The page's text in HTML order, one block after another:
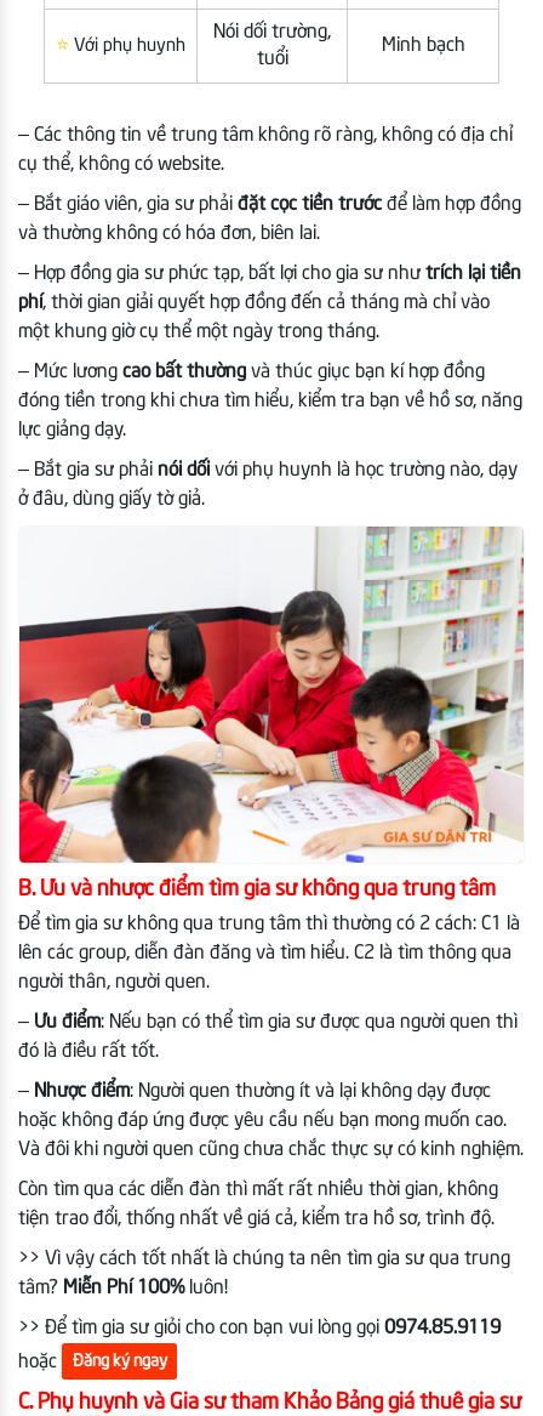
⭐ Với phụ huynh
Nói dối trường,
tuổi
Minh bạch
– Các thông tin về trung tâm không rõ ràng, không có địa chỉ
cụ thể, không có website.
– Bắt giáo viên, gia sư phải đặt cọc tiền trước để làm hợp đồng
và thường không có hóa đơn, biên lai.
– Hợp đồng gia sư phức tạp, bất lợi cho gia sư như trích lại tiền
phí, thời gian giải quyết hợp đồng đến cả tháng mà chỉ vào
một khung giờ cụ thể một ngày trong tháng.
– Mức lương cao bất thường và thúc giục bạn kí hợp đồng
đóng tiền trong khi chưa tìm hiểu, kiểm tra bạn về hồ sơ, năng
lực giảng dạy.
– Bắt gia sư phải nói dối với phụ huynh là học trường nào, dạy
ở đâu, dùng giấy tờ giả.
B. Ưu và nhược điểm tìm gia sư không qua trung tâm
Để tìm gia sư không qua trung tâm thì thường có 2 cách: C1 là
lên các group, diễn đàn đăng và tìm hiểu. C2 là tìm thông qua
người thân, người quen.
– Ưu điểm: Nếu bạn có thể tìm gia sư được qua người quen thì
đó là điều rất tốt.
– Nhược điểm: Người quen thường ít và lại không dạy được
hoặc không đáp ứng được yêu cầu nếu bạn mong muốn cao.
Và đôi khi người quen cũng chưa chắc thực sự có kinh nghiệm.
Còn tìm qua các diễn đàn thì mất rất nhiều thời gian, không
tiện trao đổi, thống nhất về giá cả, kiểm tra hồ sơ, trình độ.
>> Vì vậy cách tốt nhất là chúng ta nên tìm gia sư qua trung
tâm? Miễn Phí 100%luôn!
>> Để tìm gia sư giỏi cho con bạn vui lòng gọi 0974.85.9119
hoặc
Đăng ký ngay
C. Phụ huynh và Gia sư tham Khảo Bảng giá thuê gia sư